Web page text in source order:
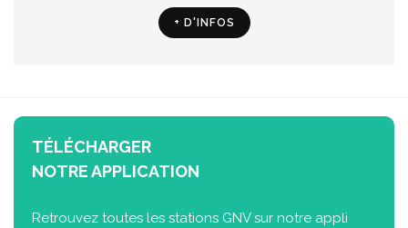
+ D'INFOS
TÉLÉCHARGER
NOTRE APPLICATION
Retrouvez toutes les stations GNV sur notre appli